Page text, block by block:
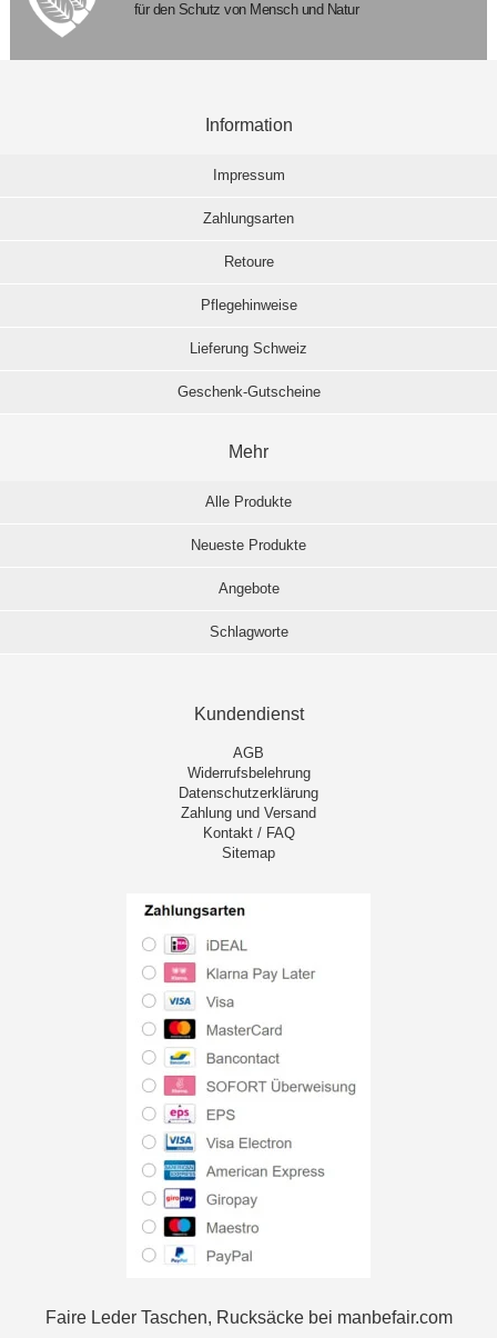
für den Schutz von Mensch und Natur
Information
Impressum
Zahlungsarten
Retoure
Pflegehinweise
Lieferung Schweiz
Geschenk-Gutscheine
Mehr
Alle Produkte
Neueste Produkte
Angebote
Schlagworte
Kundendienst
AGB
Widerrufsbelehrung
Datenschutzerklärung
Zahlung und Versand
Kontakt / FAQ
Sitemap
Faire Leder Taschen, Rucksäcke bei manbefair.com